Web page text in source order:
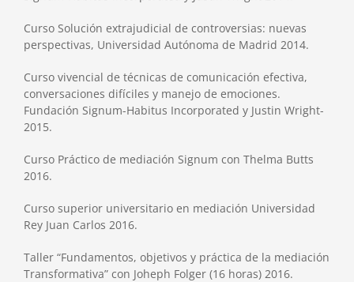
Curso Solución extrajudicial de controversias: nuevas
perspectivas, Universidad Autónoma de Madrid 2014.
Curso vivencial de técnicas de comunicación efectiva,
conversaciones difíciles y manejo de emociones.
Fundación Signum-Habitus Incorporated y Justin Wright-
2015.
Curso Práctico de mediación Signum con Thelma Butts
2016.
Curso superior universitario en mediación Universidad
Rey Juan Carlos 2016.
Taller “Fundamentos, objetivos y práctica de la mediación
Transformativa” con Joheph Folger (16 horas) 2016.